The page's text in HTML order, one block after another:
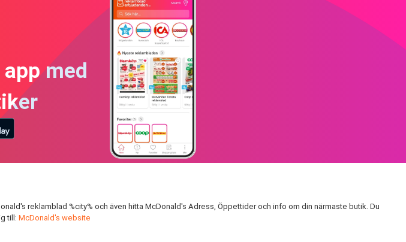
med
reklamblad %city% och även hitta McDonald's Adress, Öppettider och info om din närmaste butik. Du
till: McDonald's website